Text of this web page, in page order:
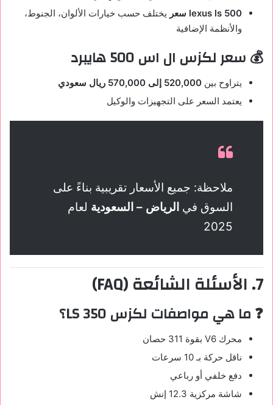
lexus ls 500 سعر
يختلف حسب خيارات الألوان، الجنوط،
والأنظمة الإضافية
💰 سعر لكزس ال اس 500 هايبرد
يتراوح بين 520,000 إلى 570,000 ريال سعودي
يعتمد السعر على التجهيزات والوكيل
ملاحظة: جميع الأسعار تقريبية بناءً على
السوق في الرياض – السعودية لعام
2025
7. الأسئلة الشائعة (FAQ)
❓ ما هي مواصفات لكزس LS 350؟
محرك V6 بقوة 311 حصان
ناقل حركة بـ 10 سرعات
دفع خلفي أو رباعي
شاشة مركزية 12.3 إنش